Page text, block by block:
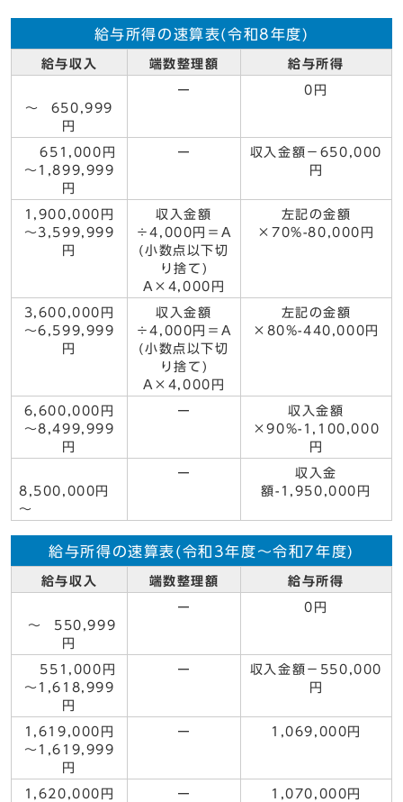
給与所得の速算表(令和8年度)
給与収入 端数整理額 給与所得
～ 650,999
円
ー 0円
651,000円
～1,899,999
円
ー
収入金額－650,000
円
1,900,000円
～3,599,999
円
収入金額
÷4,000円＝A
(小数点以下切
り捨て)
A×4,000円
左記の金額
×70%-80,000円
3,600,000円
～6,599,999
円
収入金額
÷4,000円＝A
(小数点以下切
り捨て)
A×4,000円
左記の金額
×80%-440,000円
6,600,000円
～8,499,999
円
ー
収入金額
×90%-1,100,000
円
8,500,000円
～
ー
収入金
額-1,950,000円
給与所得の速算表(令和3年度～令和7年度)
給与収入 端数整理額 給与所得
～ 550,999
円
ー 0円
551,000円
～1,618,999
円
ー
収入金額－550,000
円
1,619,000円
～1,619,999
円
ー 1,069,000円
1,620,000円
ー 1,070,000円